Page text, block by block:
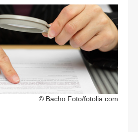
© Bacho Foto/fotolia.com